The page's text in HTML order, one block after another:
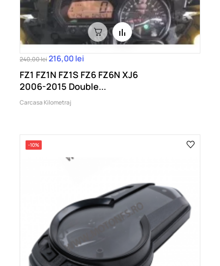
240,00 lei216,00 lei
FZ1 FZ1N FZ1S FZ6 FZ6N XJ6
2006-2015 Double...
Carcasa Kilometraj
-10%